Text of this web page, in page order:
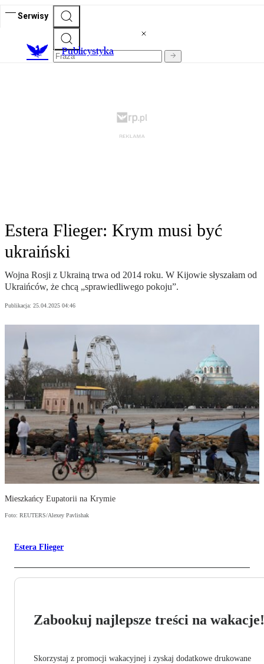
Serwisy
Publicystyka
Estera Flieger: Krym musi być
ukraiński
Wojna Rosji z Ukrainą trwa od 2014 roku. W Kijowie słyszałam od
Ukraińców, że chcą „sprawiedliwego pokoju”.
Publikacja: 25.04.2025 04:46
Mieszkańcy Eupatorii na Krymie
Foto: REUTERS/Alexey Pavlishak
Estera Flieger
Zabookuj najlepsze treści na wakacje!
Skorzystaj z promocji wakacyjnej i zyskaj dodatkowe drukowane